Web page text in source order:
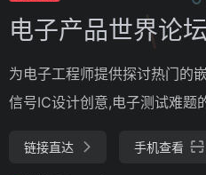
电子产品世界论坛
为电子工程师提供探讨热门的
信号IC设计创意,电子测试难题
链接直达 手机查看